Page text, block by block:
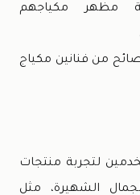
مظهر مكياجهم
من فنانين مكياج
لتجربة منتجات
الشهيرة، مثل